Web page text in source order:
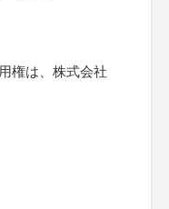
権は、株式会社